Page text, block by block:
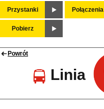
Przystanki Połączenia
Pobierz
Powrót
Linia